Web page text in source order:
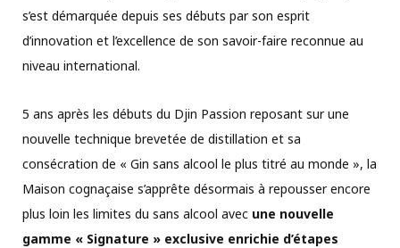
s’est démarquée depuis ses débuts par son esprit
d’innovation et l’excellence de son savoir-faire reconnue au
niveau international.
5 ans après les débuts du Djin Passion reposant sur une
nouvelle technique brevetée de distillation et sa
consécration de « Gin sans alcool le plus titré au monde », la
Maison cognaçaise s’apprête désormais à repousser encore
plus loin les limites du sans alcool avec une nouvelle
gamme « Signature » exclusive enrichie d’étapes